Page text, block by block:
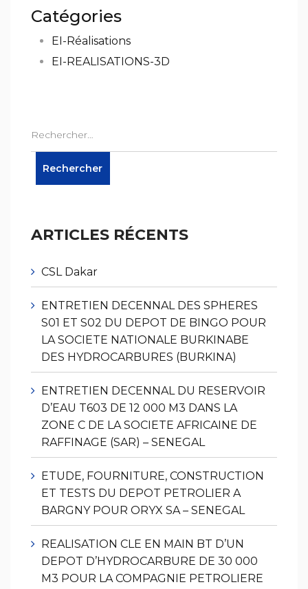
Catégories
EI-Réalisations
EI-REALISATIONS-3D
ARTICLES RÉCENTS
CSL Dakar
ENTRETIEN DECENNAL DES SPHERES
S01 ET S02 DU DEPOT DE BINGO POUR
LA SOCIETE NATIONALE BURKINABE
DES HYDROCARBURES (BURKINA)
ENTRETIEN DECENNAL DU RESERVOIR
D’EAU T603 DE 12 000 M3 DANS LA
ZONE C DE LA SOCIETE AFRICAINE DE
RAFFINAGE (SAR) – SENEGAL
ETUDE, FOURNITURE, CONSTRUCTION
ET TESTS DU DEPOT PETROLIER A
BARGNY POUR ORYX SA – SENEGAL
REALISATION CLE EN MAIN BT D’UN
DEPOT D’HYDROCARBURE DE 30 000
M3 POUR LA COMPAGNIE PETROLIERE